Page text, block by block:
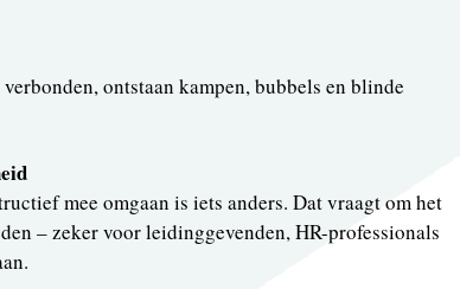
ontstaan kampen, bubbels en blinde
mee omgaan is iets anders. Dat vraagt om het
– zeker voor leidinggevenden, HR-professionals